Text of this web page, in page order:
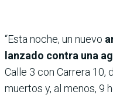
“Esta noche, un nuevo
lanzado contra una
Calle 3 con Carrera 10,
muertos y, al menos, 9